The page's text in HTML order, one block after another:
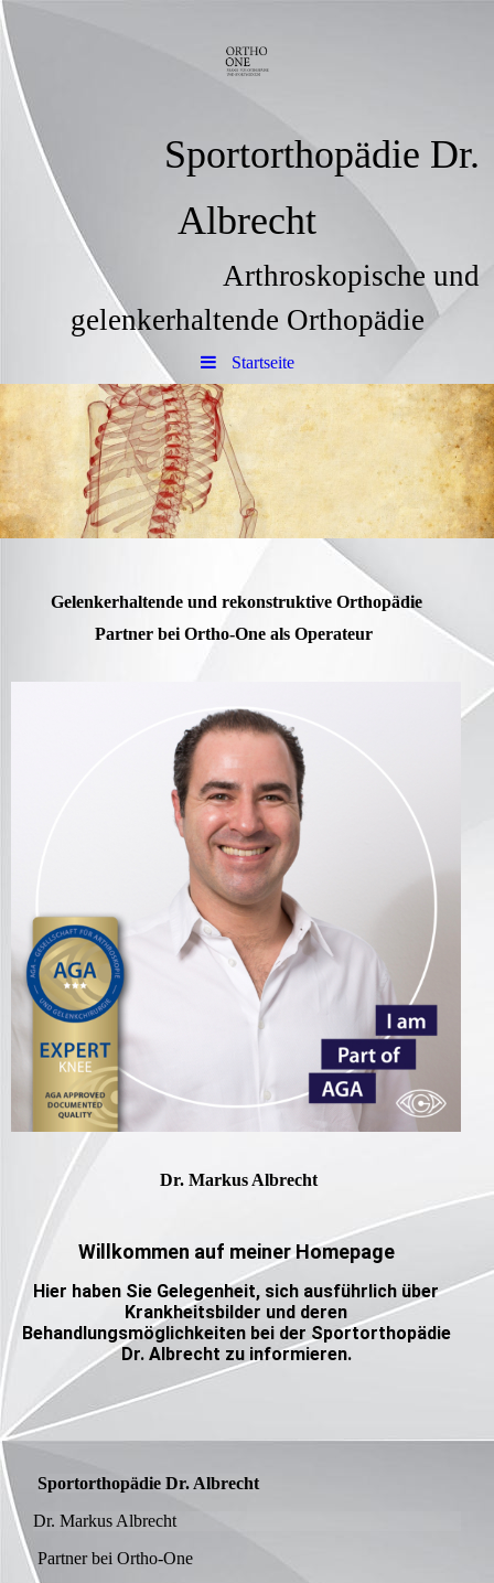
Sportorthopädie Dr.
Albrecht
Arthroskopische und
gelenkerhaltende Orthopädie
Startseite
Gelenkerhaltende und rekonstruktive Orthopädie
Partner bei Ortho-One als Operateur
Dr. Markus Albrecht
Willkommen auf meiner Homepage
Hier haben Sie Gelegenheit, sich ausführlich über
Krankheitsbilder und deren
Behandlungsmöglichkeiten bei der Sportorthopädie
Dr. Albrecht zu informieren.
Sportorthopädie Dr. Albrecht
Dr. Markus Albrecht
Partner bei Ortho-One